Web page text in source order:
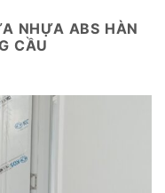
NHỰA ABS HÀN
CẦU